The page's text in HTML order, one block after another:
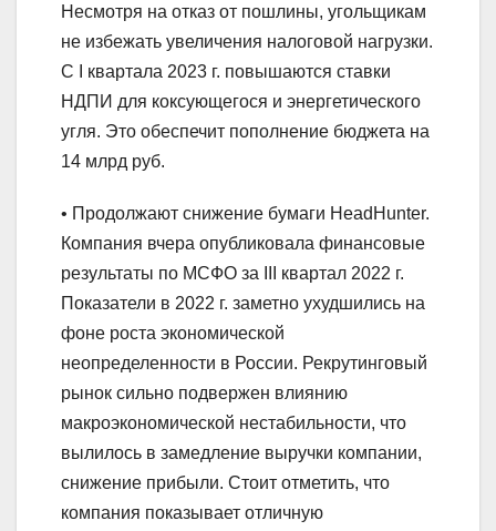
Несмотря на отказ от пошлины, угольщикам
не избежать увеличения налоговой нагрузки.
С I квартала 2023 г. повышаются ставки
НДПИ для коксующегося и энергетического
угля. Это обеспечит пополнение бюджета на
14 млрд руб.
• Продолжают снижение бумаги HeadHunter.
Компания вчера опубликовала финансовые
результаты по МСФО за III квартал 2022 г.
Показатели в 2022 г. заметно ухудшились на
фоне роста экономической
неопределенности в России. Рекрутинговый
рынок сильно подвержен влиянию
макроэкономической нестабильности, что
вылилось в замедление выручки компании,
снижение прибыли. Cтоит отметить, что
компания показывает отличную